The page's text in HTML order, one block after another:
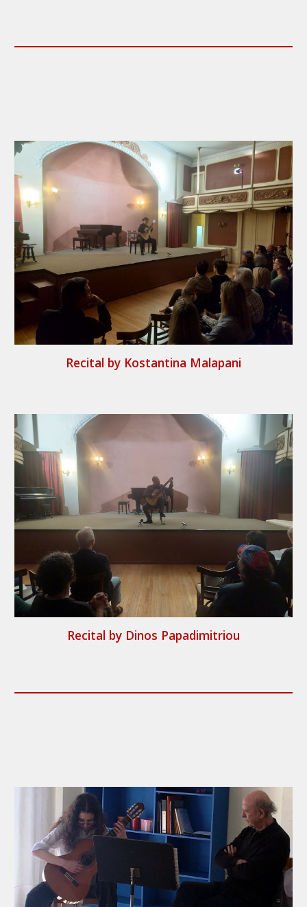
Recital by Kostantina Malapani
Recital by Dinos Papadimitriou